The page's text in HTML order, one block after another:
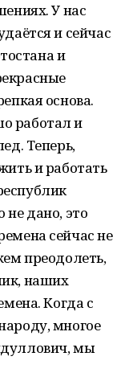
У нас
и сейчас
и
основа.
работал и
Теперь,
и работать
не дано, это
сейчас не
преодолеть,
наших
Когда с
многое
мы